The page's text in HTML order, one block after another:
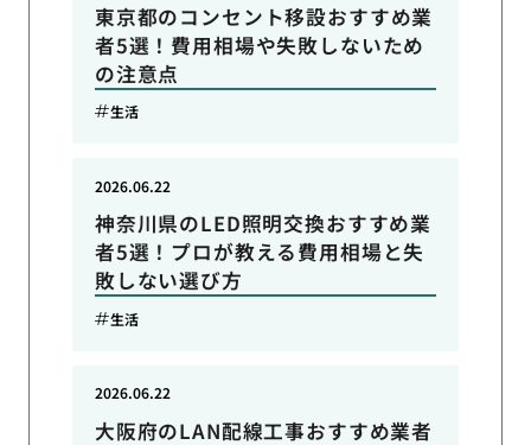
東京都のコンセント移設おすすめ業
者5選！費用相場や失敗しないため
の注意点
生活
神奈川県のLED照明交換おすすめ業
者5選！プロが教える費用相場と失
敗しない選び方
2026.06.22
生活
大阪府のLAN配線工事おすすめ業者
2026.06.22